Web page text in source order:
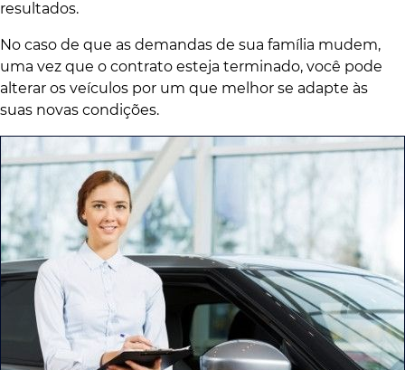
resultados.
No caso de que as demandas de sua família mudem,
uma vez que o contrato esteja terminado, você pode
alterar os veículos por um que melhor se adapte às
suas novas condições.